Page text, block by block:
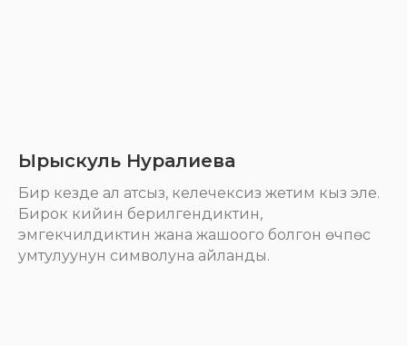
Ырыскуль Нуралиева
Бир кезде ал атсыз, келечексиз жетим кыз эле.
Бирок кийин берилгендиктин,
эмгекчилдиктин жана жашоого болгон өчпөс
умтулуунун символуна айланды.